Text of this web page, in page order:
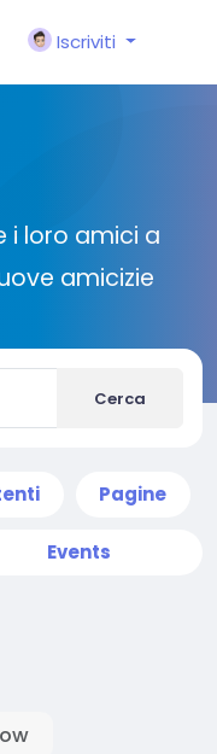
Iscriviti
i loro amici a
amicizie
Cerca
Pagine
Events